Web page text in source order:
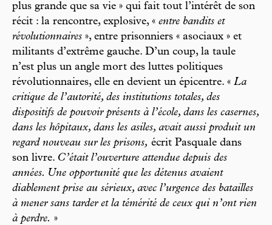
plus grande que sa vie » qui fait tout l’intérêt de son
récit : la rencontre, explosive, « entre bandits et
révolutionnaires », entre prisonniers « asociaux » et
militants d’extrême gauche. D’un coup, la taule
n’est plus un angle mort des luttes politiques
révolutionnaires, elle en devient un épicentre. « La
critique de l’autorité, des institutions totales, des
dispositifs de pouvoir présents à l’école, dans les casernes,
dans les hôpitaux, dans les asiles, avait aussi produit un
regard nouveau sur les prisons, écrit Pasquale dans
son livre. C’était l’ouverture attendue depuis des
années. Une opportunité que les détenus avaient
diablement prise au sérieux, avec l’urgence des batailles
à mener sans tarder et la témérité de ceux qui n’ont rien
à perdre. »